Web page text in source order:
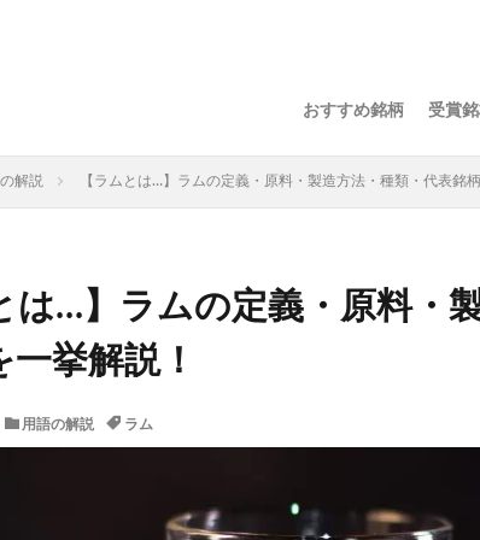
おすすめ銘柄 受賞
解説 【ラムとは…】ラムの定義・原料・製造方法・種類・代表銘
は…】ラムの定義・原料・
挙解説！
用語の解説 ラム